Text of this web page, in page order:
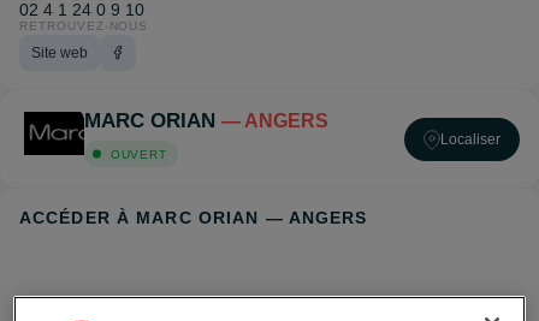
MARC ORIAN — ANGERS
OUVERT
Localiser
ACCÉDER À MARC ORIAN — ANGERS
02 4 1 24 0 9 10
RETROUVEZ-NOUS
Site web